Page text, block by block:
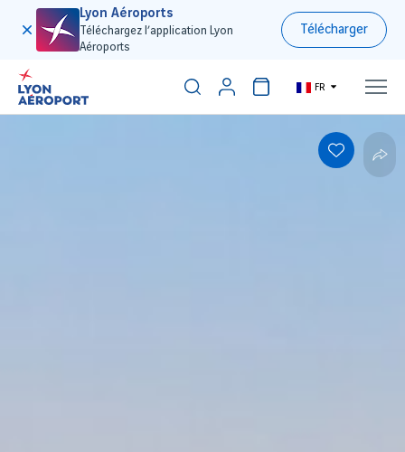
Lyon Aéroports
Téléchargez l’application Lyon
Aéroports
Télécharger
FR